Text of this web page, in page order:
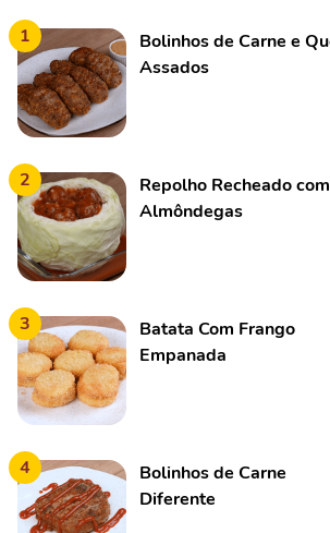
1
Bolinhos de Carne e
Assados
2
Repolho Recheado com
Almôndegas
3
Batata Com Frango
Empanada
4
Bolinhos de Carne
Diferente